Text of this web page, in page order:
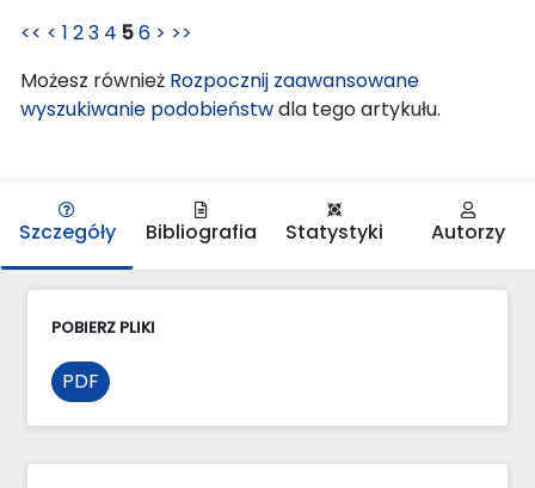
<< < 1 23 4 56 > >>
Możesz również Rozpocznij zaawansowane
wyszukiwanie podobieństwdla tego artykułu.
Szczegóły Bibliografia Statystyki Autorzy
POBIERZ PLIKI
PDF